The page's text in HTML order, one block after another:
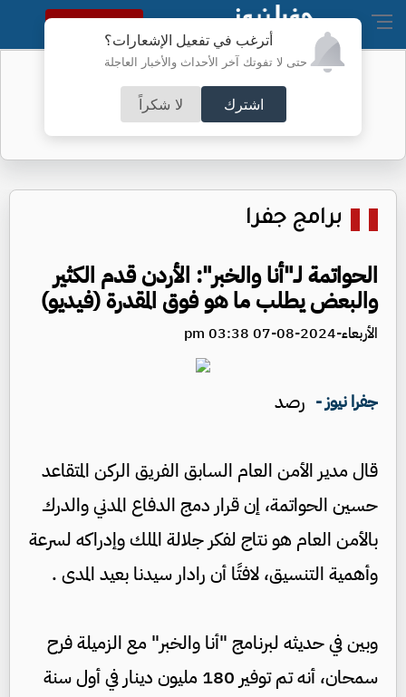
أترغب في تفعيل الإشعارات؟
حتى لا تفوتك آخر الأحداث والأخبار العاجلة
اشترك لا شكراً
النسخة الكاملة
العملاقة
برامج جفرا
الحواتمة لـ"أنا والخبر": الأردن قدم الكثير
والبعض يطلب ما هو فوق المقدرة (فيديو)
الأربعاء-2024-08-07 03:38 pm
جفرا نيوز - رصد
قال مدير الأمن العام السابق الفريق الركن المتقاعد
حسين الحواتمة، إن قرار دمج الدفاع المدني والدرك
بالأمن العام هو نتاج لفكر جلالة الملك وإدراكه لسرعة
وأهمية التنسيق، لافتًا أن رادار سيدنا بعيد المدى .
وبين في حديثه لبرنامج "أنا والخبر" مع الزميلة فرح
سمحان، أنه تم توفير 180 مليون دينار في أول سنة